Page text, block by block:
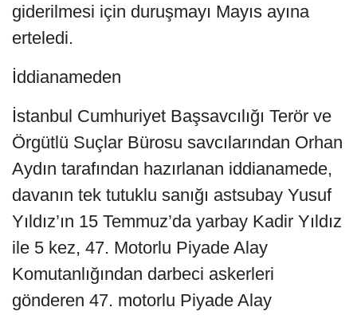
giderilmesi için duruşmayı Mayıs ayına
erteledi.
İddianameden
İstanbul Cumhuriyet Başsavcılığı Terör ve
Örgütlü Suçlar Bürosu savcılarından Orhan
Aydın tarafından hazırlanan iddianamede,
davanın tek tutuklu sanığı astsubay Yusuf
Yıldız’ın 15 Temmuz’da yarbay Kadir Yıldız
ile 5 kez, 47. Motorlu Piyade Alay
Komutanlığından darbeci askerleri
gönderen 47. motorlu Piyade Alay